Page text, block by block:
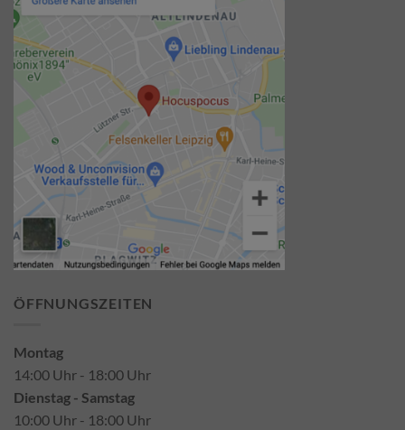
ÖFFNUNGSZEITEN
Montag
14:00 Uhr - 18:00 Uhr
Dienstag - Samstag
10:00 Uhr - 18:00 Uhr